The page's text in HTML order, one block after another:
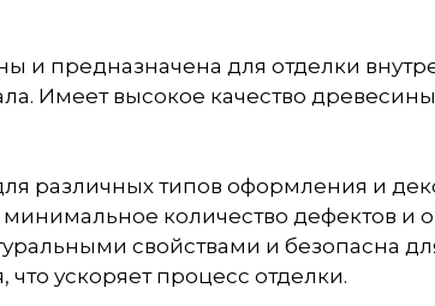
и предназначена для отделки
Имеет высокое качество
различных типов оформления и
количество дефектов и
свойствами и безопасна
что ускоряет процесс отделки.